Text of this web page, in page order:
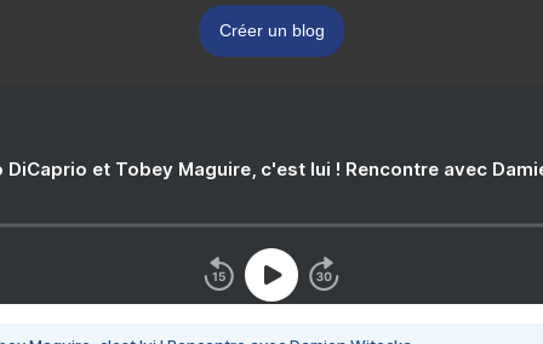
Créer un blog
DiCaprio et Tobey Maguire, c'est lui ! Rencontre avec